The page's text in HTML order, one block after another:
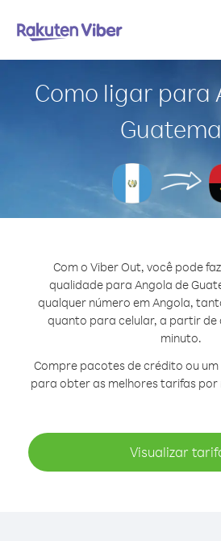
Como ligar para
Com o Viber Out, você pode
qualidade para Angola de
qualquer número em Angola,
quanto para celular, a partir de
minuto.
Compre pacotes de crédito ou
para obter as melhores tarifas
Visualizar